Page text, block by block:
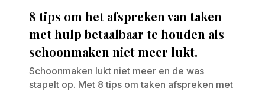
8 tips om het afspreken van taken
met hulp betaalbaar te houden als
schoonmaken niet meer lukt.
Schoonmaken lukt niet meer en de was
stapelt op. Met 8 tips om taken afspreken met